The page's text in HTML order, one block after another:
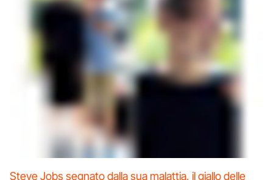
Steve Jobs segnato dalla sua malattia, il giallo delle